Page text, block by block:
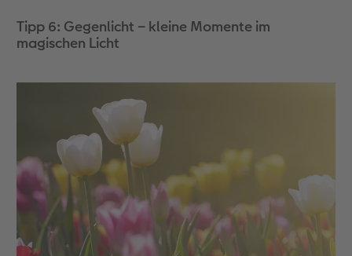
Tipp 6: Gegenlicht – kleine Momente im
magischen Licht